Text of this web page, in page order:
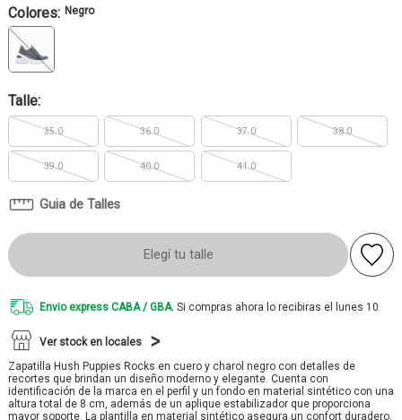
Colores: Negro
Talle:
35.0 36.0 37.0 38.0
39.0 40.0 41.0
Guia de Talles
Elegí tu talle
Envio express CABA / GBA. Si compras ahora lo recibiras el lunes 10
Ver stock en locales
Zapatilla Hush Puppies Rocks en cuero y charol negro con detalles de
recortes que brindan un diseño moderno y elegante. Cuenta con
identificación de la marca en el perfil y un fondo en material sintético con una
altura total de 8 cm, además de un aplique estabilizador que proporciona
mayor soporte. La plantilla en material sintético asegura un confort duradero,